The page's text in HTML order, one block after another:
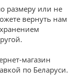
размеру или не
вернуть нам
магазин
по Беларуси.